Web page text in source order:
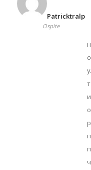
Patricktralp
Ospite